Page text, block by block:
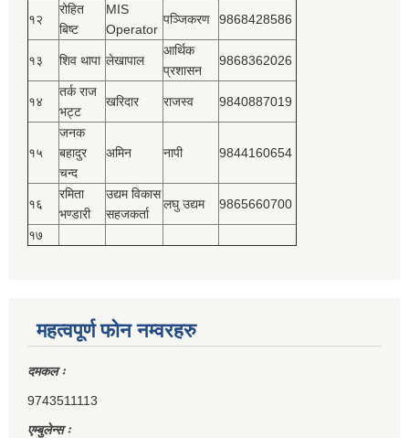
१२
रोहित
बिष्‍ट
MIS
Operator
पञ्‍जिकरण 9868428586
१३ शिव थापा लेखापाल
आर्थिक
प्रशासन
9868362026
१४
तर्क राज
भट्ट
खरिदार राजस्‍व 9840887019
१५
जनक
बहादुर
चन्द
अमिन नापी 9844160654
१६
रमिता
भण्डारी
उद्यम विकास
सहजकर्ता
लघु उद्यम 9865660700
१७
महत्वपूर्ण फोन नम्वरहरु
दमकल ः
9743511113
एम्बुलेन्स ः